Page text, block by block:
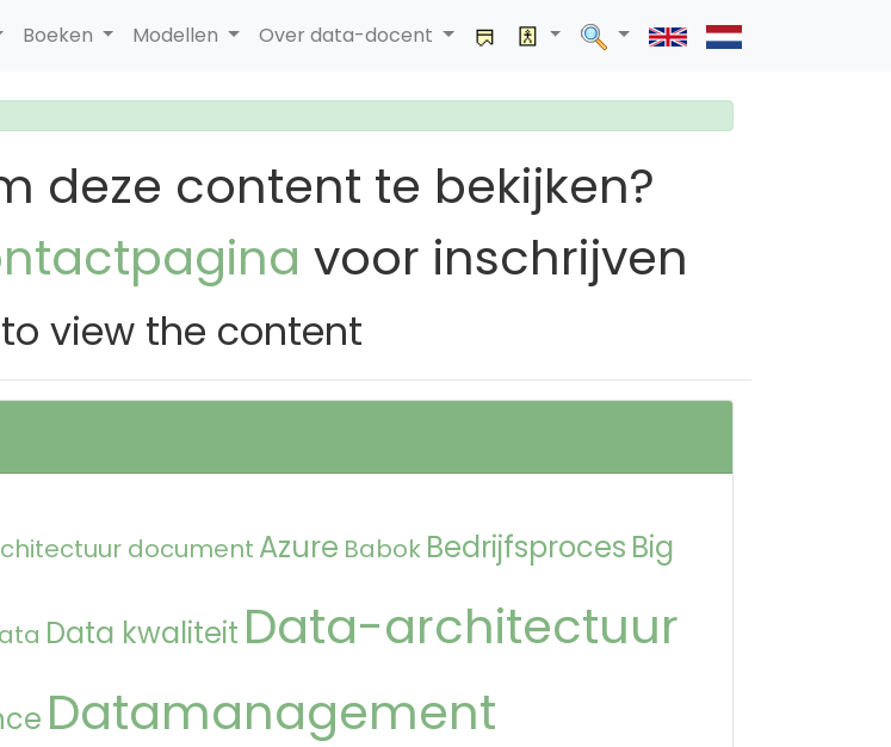
Boeken Modellen Over data-docent
deze content te bekijken?
voor inschrijven
view the content
document Azure Babok Bedrijfsproces Big
Data kwaliteit Data-architectuur
Datamanagement